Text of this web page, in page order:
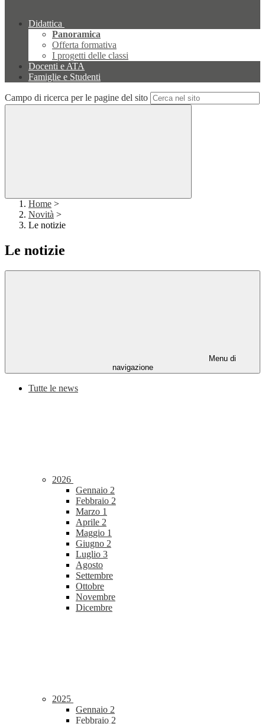
Didattica
Panoramica
Offerta formativa
I progetti delle classi
Docenti e ATA
Famiglie e Studenti
Campo di ricerca per le pagine del sito
Home >
Novità >
Le notizie
Le notizie
Menu di
navigazione
Tutte le news
2026
Gennaio 2
Febbraio 2
Marzo 1
Aprile 2
Maggio 1
Giugno 2
Luglio 3
Agosto
Settembre
Ottobre
Novembre
Dicembre
2025
Gennaio 2
Febbraio 2